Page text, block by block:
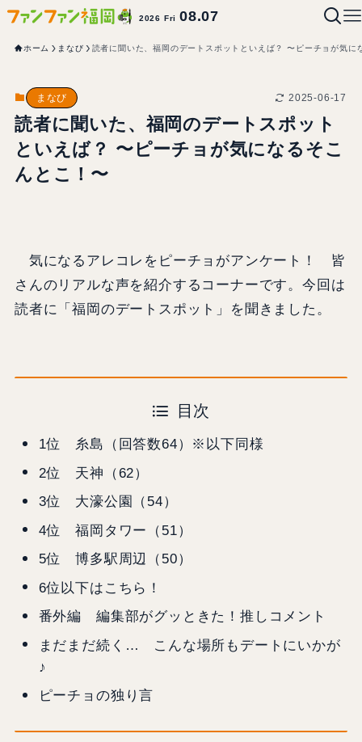
2026 Fri08.07
ホーム まなび 読者に聞いた、福岡のデートスポットといえば？ 〜ピーチョが気に
まなび 2025-06-17
読者に聞いた、福岡のデートスポット
といえば？ 〜ピーチョが気になるそこ
んとこ！〜
気になるアレコレをピーチョがアンケート！ 皆
さんのリアルな声を紹介するコーナーです。今回は
読者に「福岡のデートスポット」を聞きました。
目次
1位 糸島（回答数64）※以下同様
2位 天神（62）
3位 大濠公園（54）
4位 福岡タワー（51）
5位 博多駅周辺（50）
6位以下はこちら！
番外編 編集部がグッときた！推しコメント
まだまだ続く… こんな場所もデートにいかが
♪
ピーチョの独り言